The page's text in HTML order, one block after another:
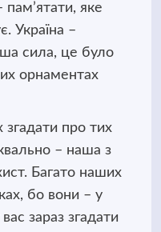
яке
Україна –
сила, це було
орнаментах
згадати про тих
– наша з
Багато наших
бо вони – у
зараз згадати